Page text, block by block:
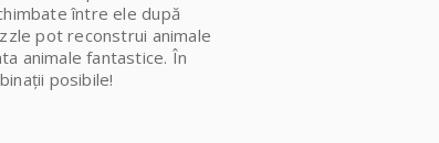
între ele după
pot reconstrui animale
animale fantastice. În
posibile!